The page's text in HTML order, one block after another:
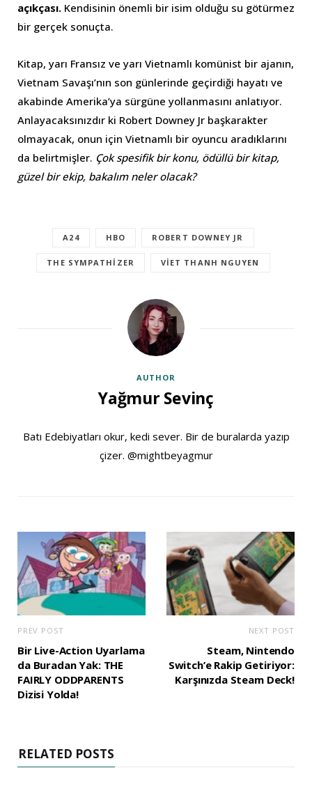
açıkçası. Kendisinin önemli bir isim olduğu su götürmez
bir gerçek sonuçta.
Kitap, yarı Fransız ve yarı Vietnamlı komünist bir ajanın,
Vietnam Savaşı’nın son günlerinde geçirdiği hayatı ve
akabinde Amerika’ya sürgüne yollanmasını anlatıyor.
Anlayacaksınızdır ki Robert Downey Jr başkarakter
olmayacak, onun için Vietnamlı bir oyuncu aradıklarını
da belirtmişler. Çok spesifik bir konu, ödüllü bir kitap,
güzel bir ekip, bakalım neler olacak?
A24 HBO ROBERT DOWNEY JR
THE SYMPATHIZER VIET THANH NGUYEN
AUTHOR
Yağmur Sevinç
Batı Edebiyatları okur, kedi sever. Bir de buralarda yazıp
çizer. @mightbeyagmur
PREV POST
Bir Live-Action Uyarlama
da Buradan Yak: THE
FAIRLY ODDPARENTS
Dizisi Yolda!
NEXT POST
Steam, Nintendo
Switch’e Rakip Getiriyor:
Karşınızda Steam Deck!
RELATED POSTS